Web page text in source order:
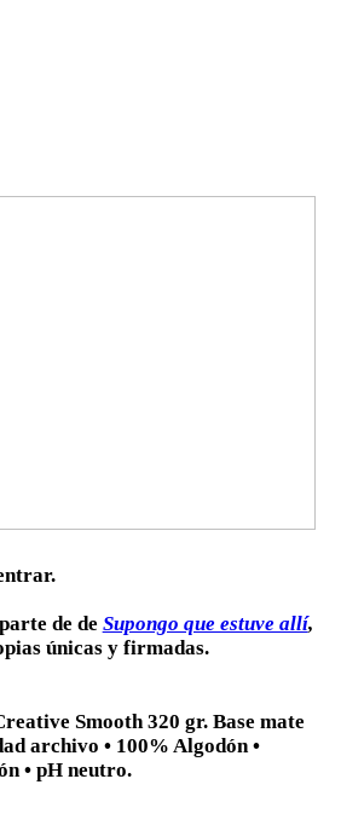
de de Supongo que estuve allí,
únicas y firmadas.
Smooth 320 gr. Base mate
archivo • 100% Algodón •
• pH neutro.